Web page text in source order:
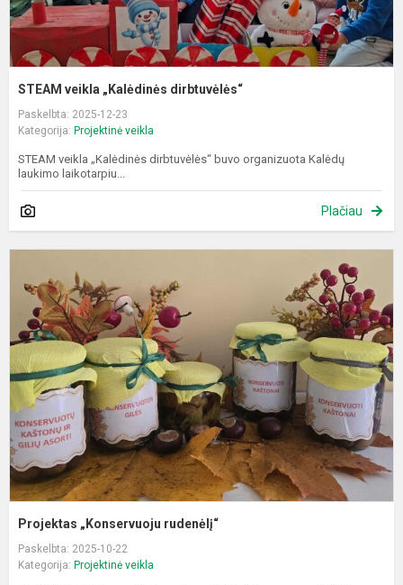
STEAM veikla „Kalėdinės dirbtuvėlės“
Paskelbta: 2025-12-23
Kategorija: Projektinė veikla
STEAM veikla „Kalėdinės dirbtuvėlės“ buvo organizuota Kalėdų
laukimo laikotarpiu...
Plačiau
Projektas „Konservuoju rudenėlį“
Paskelbta: 2025-10-22
Kategorija: Projektinė veikla